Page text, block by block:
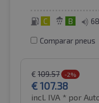
C B
Comparar pneus
€ 109.57 -2%
€107.38
incl. IVA * por